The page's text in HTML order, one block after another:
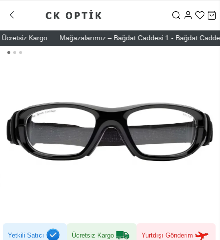
Kargo Mağazalarımız – Bağdat Caddesi 1 - Bağdat Caddesi
Yetkili Satıcı Ücretsiz Kargo Yurtdışı Gönderim